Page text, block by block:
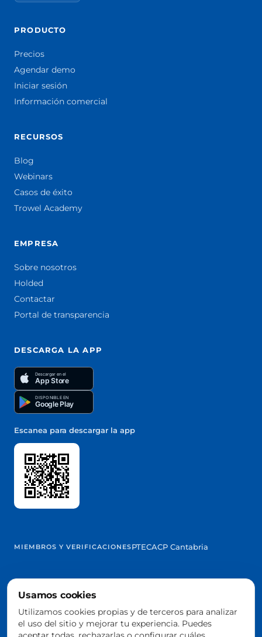
PRODUCTO
Precios
Agendar demo
Iniciar sesión
Información comercial
RECURSOS
Blog
Webinars
Casos de éxito
Trowel Academy
EMPRESA
Sobre nosotros
Holded
Contactar
Portal de transparencia
DESCARGA LA APP
Descargar en el
App Store
DISPONIBLE EN
Google Play
Escanea para descargar la app
MIEMBROS Y VERIFICACIONESPTECACP Cantabria
@2026 Trowelapp
Aviso legalTérminos y condicionesPrivacidadCookies
Configurar cookies
Usamos cookies
Utilizamos cookies propias y de terceros para analizar
el uso del sitio y mejorar tu experiencia. Puedes